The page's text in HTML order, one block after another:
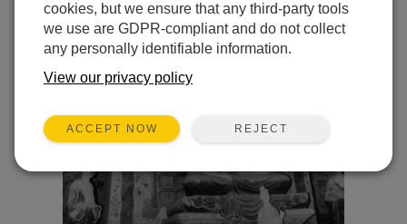
cookies, but we ensure that any third-party tools
we use are GDPR-compliant and do not collect
any personally identifiable information.
View our privacy policy
ACCEPT NOW REJECT